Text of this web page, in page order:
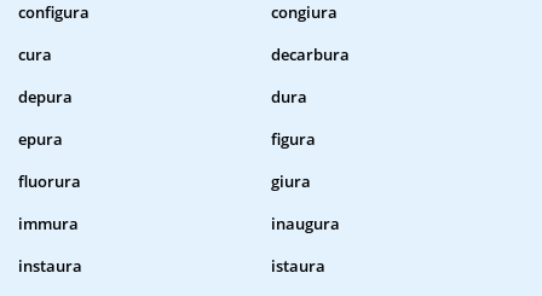
configura
congiura
cura
decarbura
depura
dura
epura
figura
fluorura
giura
immura
inaugura
instaura
istaura